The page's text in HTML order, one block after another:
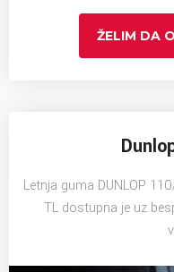
ŽELIM DA
Letnja guma DUNLOP
TL dostupna je uz